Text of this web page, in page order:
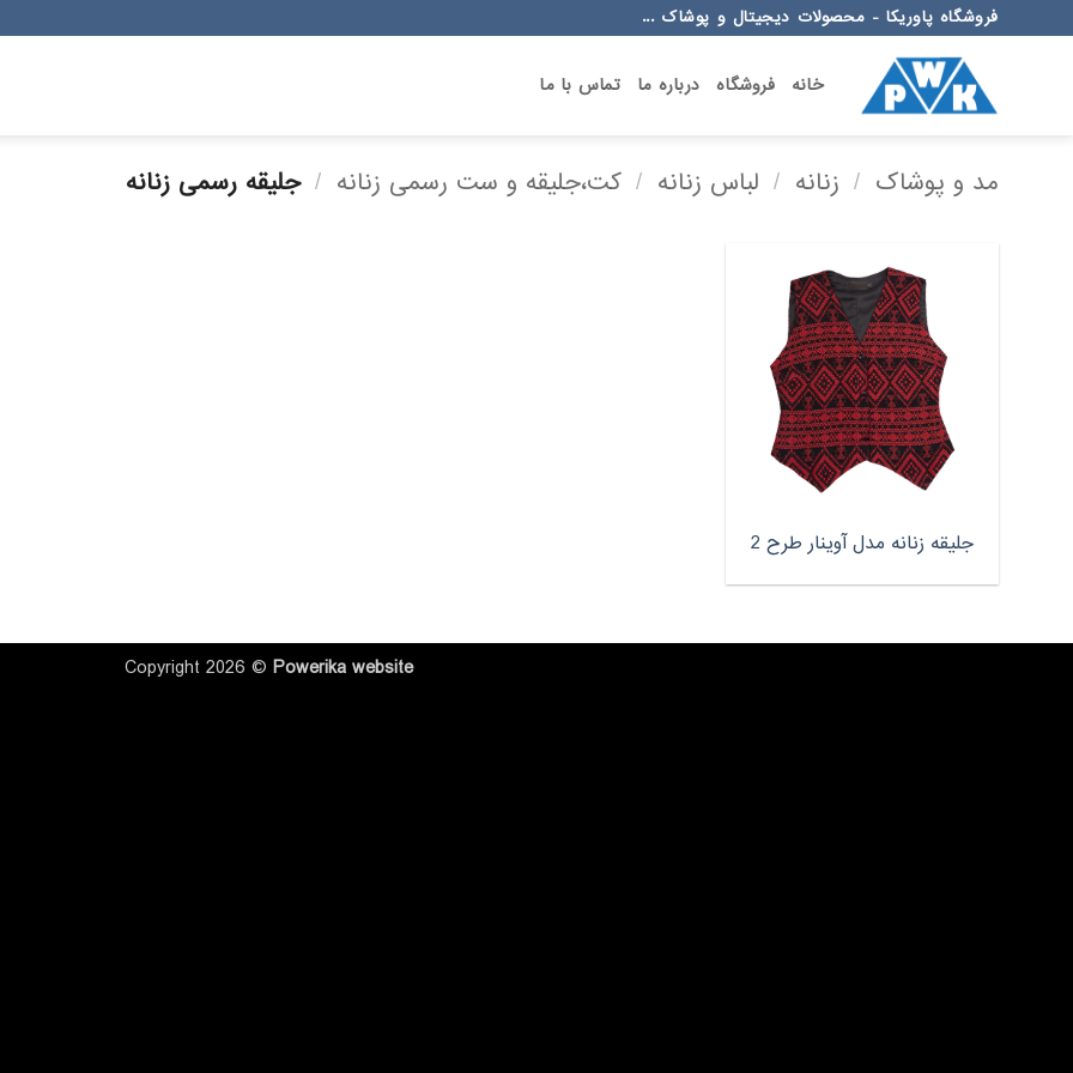
to
فروشگاه پاوریکا - محصولات دیجیتال و پوشاک ...
خانه فروشگاه درباره ما تماس با ما
مد و پوشاک / زنانه / لباس زنانه / کت،جلیقه و ست رسمی زنانه / جلیقه رسمی زنانه
جلیقه زنانه مدل آوینار طرح 2
Copyright 2026 © Powerikawebsite